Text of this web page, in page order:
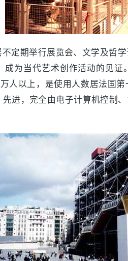
定期举行展览会、文学及哲
成为当代艺术创作活动的见
人以上，是使用人数居法国
进，完全由电子计算机控制